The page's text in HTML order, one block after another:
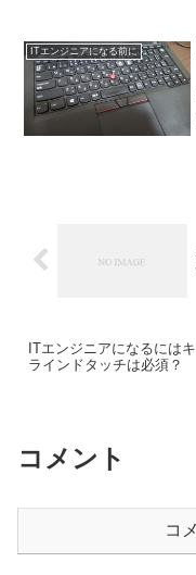
ITエンジニアになる前に
ITエンジニアになるには
ラインドタッチは必須？
コメント
コ